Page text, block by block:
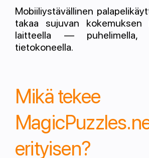
Mobiiliystävällinen
takaa sujuvan kokemuksen
laitteella — puhelimella,
tietokoneella.
Mikä tekee
erityisen?